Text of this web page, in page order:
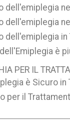
dell'emiplegia
dell'emiplegia
dell'emiplegia in
è
PER IL
è Sicuro in
per il